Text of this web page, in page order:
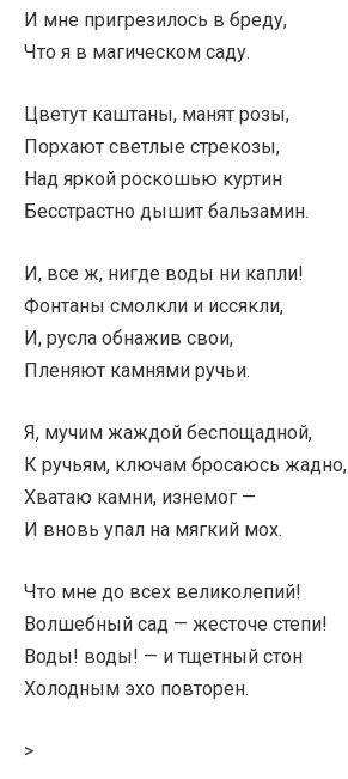
И мне пригрезилось в бреду,
Что я в магическом саду.
Цветут каштаны, манят розы,
Порхают светлые стрекозы,
Над яркой роскошью куртин
Бесстрастно дышит бальзамин.
И, все ж, нигде воды ни капли!
Фонтаны смолкли и иссякли,
И, русла обнажив свои,
Пленяют камнями ручьи.
Я, мучим жаждой беспощадной,
К ручьям, ключам бросаюсь жадно,
Хватаю камни, изнемог —
И вновь упал на мягкий мох.
Что мне до всех великолепий!
Волшебный сад — жесточе степи!
Воды! воды! — и тщетный стон
Холодным эхо повторен.
>